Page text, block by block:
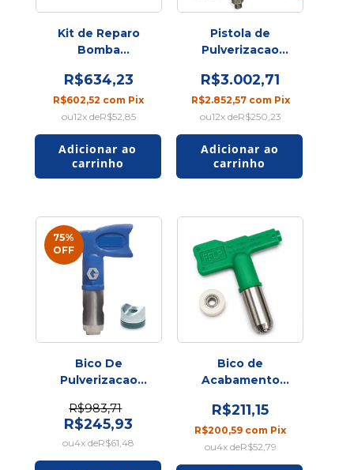
Kit de Reparo
Bomba
R$634,23
R$602,52 com Pix
12x deR$52,85
Pistola de
Pulverizacao
(GHE0503)
R$3.002,71
R$2.852,57 com Pix
12x deR$250,23
75%
OFF
Bico De
Pulverizacao
GRACO
R$983,71
R$245,93
4x deR$61,48
Bico de
Acabamento
R$211,15
R$200,59 com Pix
4x deR$52,79